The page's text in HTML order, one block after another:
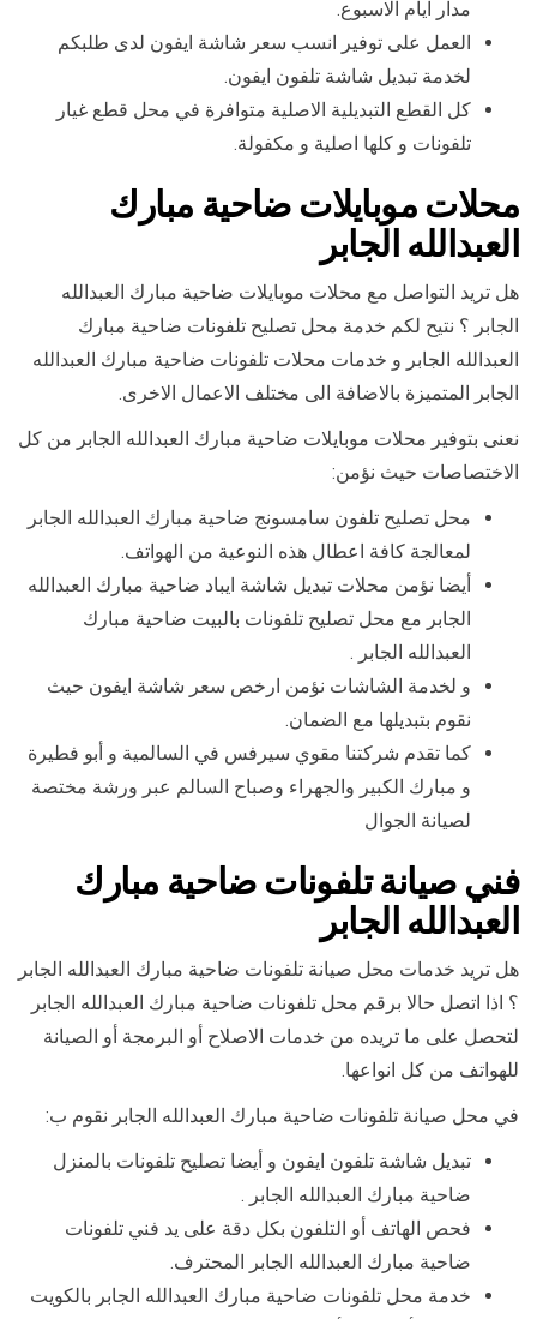
مدار ايام الاسبوع.
العمل على توفير انسب سعر شاشة ايفون لدى طلبكم
لخدمة تبديل شاشة تلفون ايفون.
كل القطع التبديلية الاصلية متوافرة في محل قطع غيار
تلفونات و كلها اصلية و مكفولة.
محلات موبايلات ضاحية مبارك
العبدالله الجابر
هل تريد التواصل مع محلات موبايلات ضاحية مبارك العبدالله
الجابر ؟ نتيح لكم خدمة محل تصليح تلفونات ضاحية مبارك
العبدالله الجابر و خدمات محلات تلفونات ضاحية مبارك العبدالله
الجابر المتميزة بالاضافة الى مختلف الاعمال الاخرى.
نعنى بتوفير محلات موبايلات ضاحية مبارك العبدالله الجابر من كل
الاختصاصات حيث نؤمن:
محل تصليح تلفون سامسونج ضاحية مبارك العبدالله الجابر
لمعالجة كافة اعطال هذه النوعية من الهواتف.
أيضا نؤمن محلات تبديل شاشة ايباد ضاحية مبارك العبدالله
الجابر مع محل تصليح تلفونات بالبيت ضاحية مبارك
العبدالله الجابر .
و لخدمة الشاشات نؤمن ارخص سعر شاشة ايفون حيث
نقوم بتبديلها مع الضمان.
كما تقدم شركتنا مقوي سيرفس في السالمية و أبو فطيرة
و مبارك الكبير والجهراء وصباح السالم عبر ورشة مختصة
لصيانة الجوال
فني صيانة تلفونات ضاحية مبارك
العبدالله الجابر
هل تريد خدمات محل صيانة تلفونات ضاحية مبارك العبدالله الجابر
؟ اذا اتصل حالا برقم محل تلفونات ضاحية مبارك العبدالله الجابر
لتحصل على ما تريده من خدمات الاصلاح أو البرمجة أو الصيانة
للهواتف من كل انواعها.
في محل صيانة تلفونات ضاحية مبارك العبدالله الجابر نقوم ب:
تبديل شاشة تلفون ايفون و أيضا تصليح تلفونات بالمنزل
ضاحية مبارك العبدالله الجابر .
فحص الهاتف أو التلفون بكل دقة على يد فني تلفونات
ضاحية مبارك العبدالله الجابر المحترف.
خدمة محل تلفونات ضاحية مبارك العبدالله الجابر بالكويت